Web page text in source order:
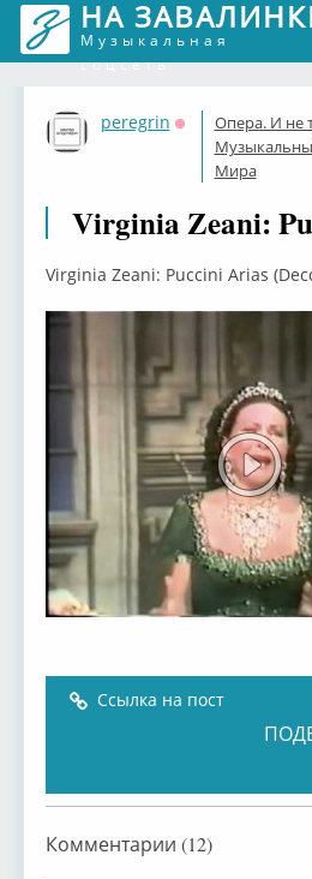
НА
Музыкальная
соцсеть
peregrin
Оффлайн
Опера. И не
Мира
Virginia Zeani:
Virginia Zeani: Puccini Arias
Ссылка на пост
Комментарии (12)